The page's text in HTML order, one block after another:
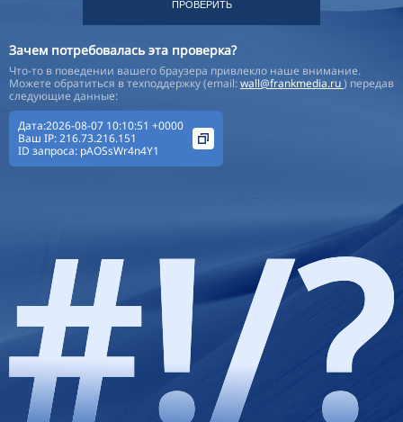
ПРОВЕРИТЬ
Зачем потребовалась эта проверка?
Что-то в поведении вашего браузера привлекло наше внимание.
Можете обратиться в техподдержку (email:wall@frankmedia.ru) передав
следующие данные:
Дата:2026-08-07 10:10:51 +0000
Ваш IP:216.73.216.151
ID запроса: pAOSsWr4n4Y1